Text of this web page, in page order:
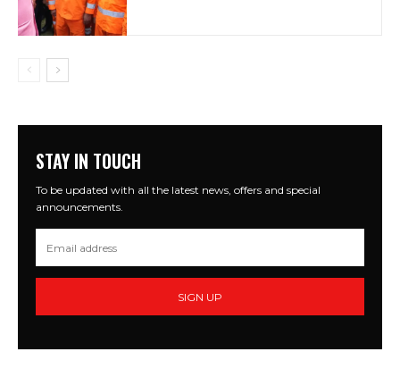
STAY IN TOUCH
To be updated with all the latest news, offers and special
announcements.
SIGN UP